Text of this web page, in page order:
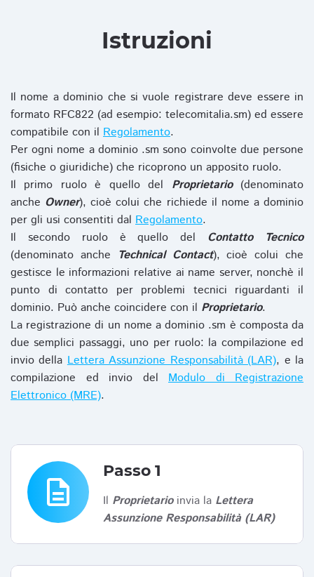
Istruzioni
Il nome a dominio che si vuole registrare deve essere in
formato RFC822 (ad esempio: telecomitalia.sm) ed essere
compatibile con il Regolamento.
Per ogni nome a dominio .sm sono coinvolte due persone
(fisiche o giuridiche) che ricoprono un apposito ruolo.
Il primo ruolo è quello del Proprietario(denominato
anche Owner), cioè colui che richiede il nome a dominio
per gli usi consentiti dal Regolamento.
Il secondo ruolo è quello del Contatto Tecnico
(denominato anche Technical Contact), cioè colui che
gestisce le informazioni relative ai name server, nonchè il
punto di contatto per problemi tecnici riguardanti il
dominio. Può anche coincidere con il Proprietario.
La registrazione di un nome a dominio .sm è composta da
due semplici passaggi, uno per ruolo: la compilazione ed
invio dellaLettera Assunzione Responsabilità (LAR), e la
compilazione ed invio del Modulo di Registrazione
Elettronico (MRE).
description
Passo 1
Il Proprietarioinvia la Lettera
Assunzione Responsabilità (LAR)